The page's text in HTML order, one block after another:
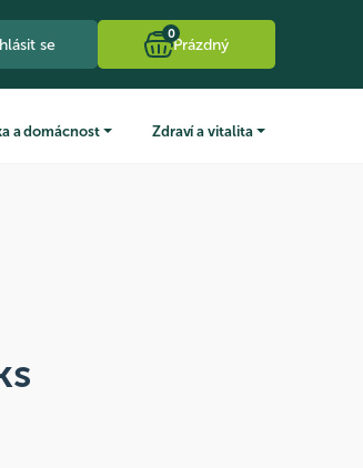
se
0
Prázdný
a domácnost Zdraví a vitalita